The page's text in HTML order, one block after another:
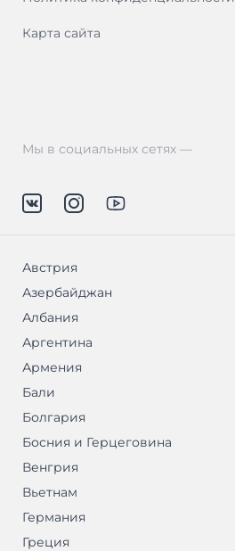
Карта сайта
Мы в социальных сетях —
Австрия
Азербайджан
Албания
Аргентина
Армения
Бали
Болгария
Босния и Герцеговина
Венгрия
Вьетнам
Германия
Греция